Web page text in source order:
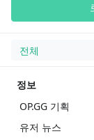
전체
정보
OP.GG 기획
유저 뉴스